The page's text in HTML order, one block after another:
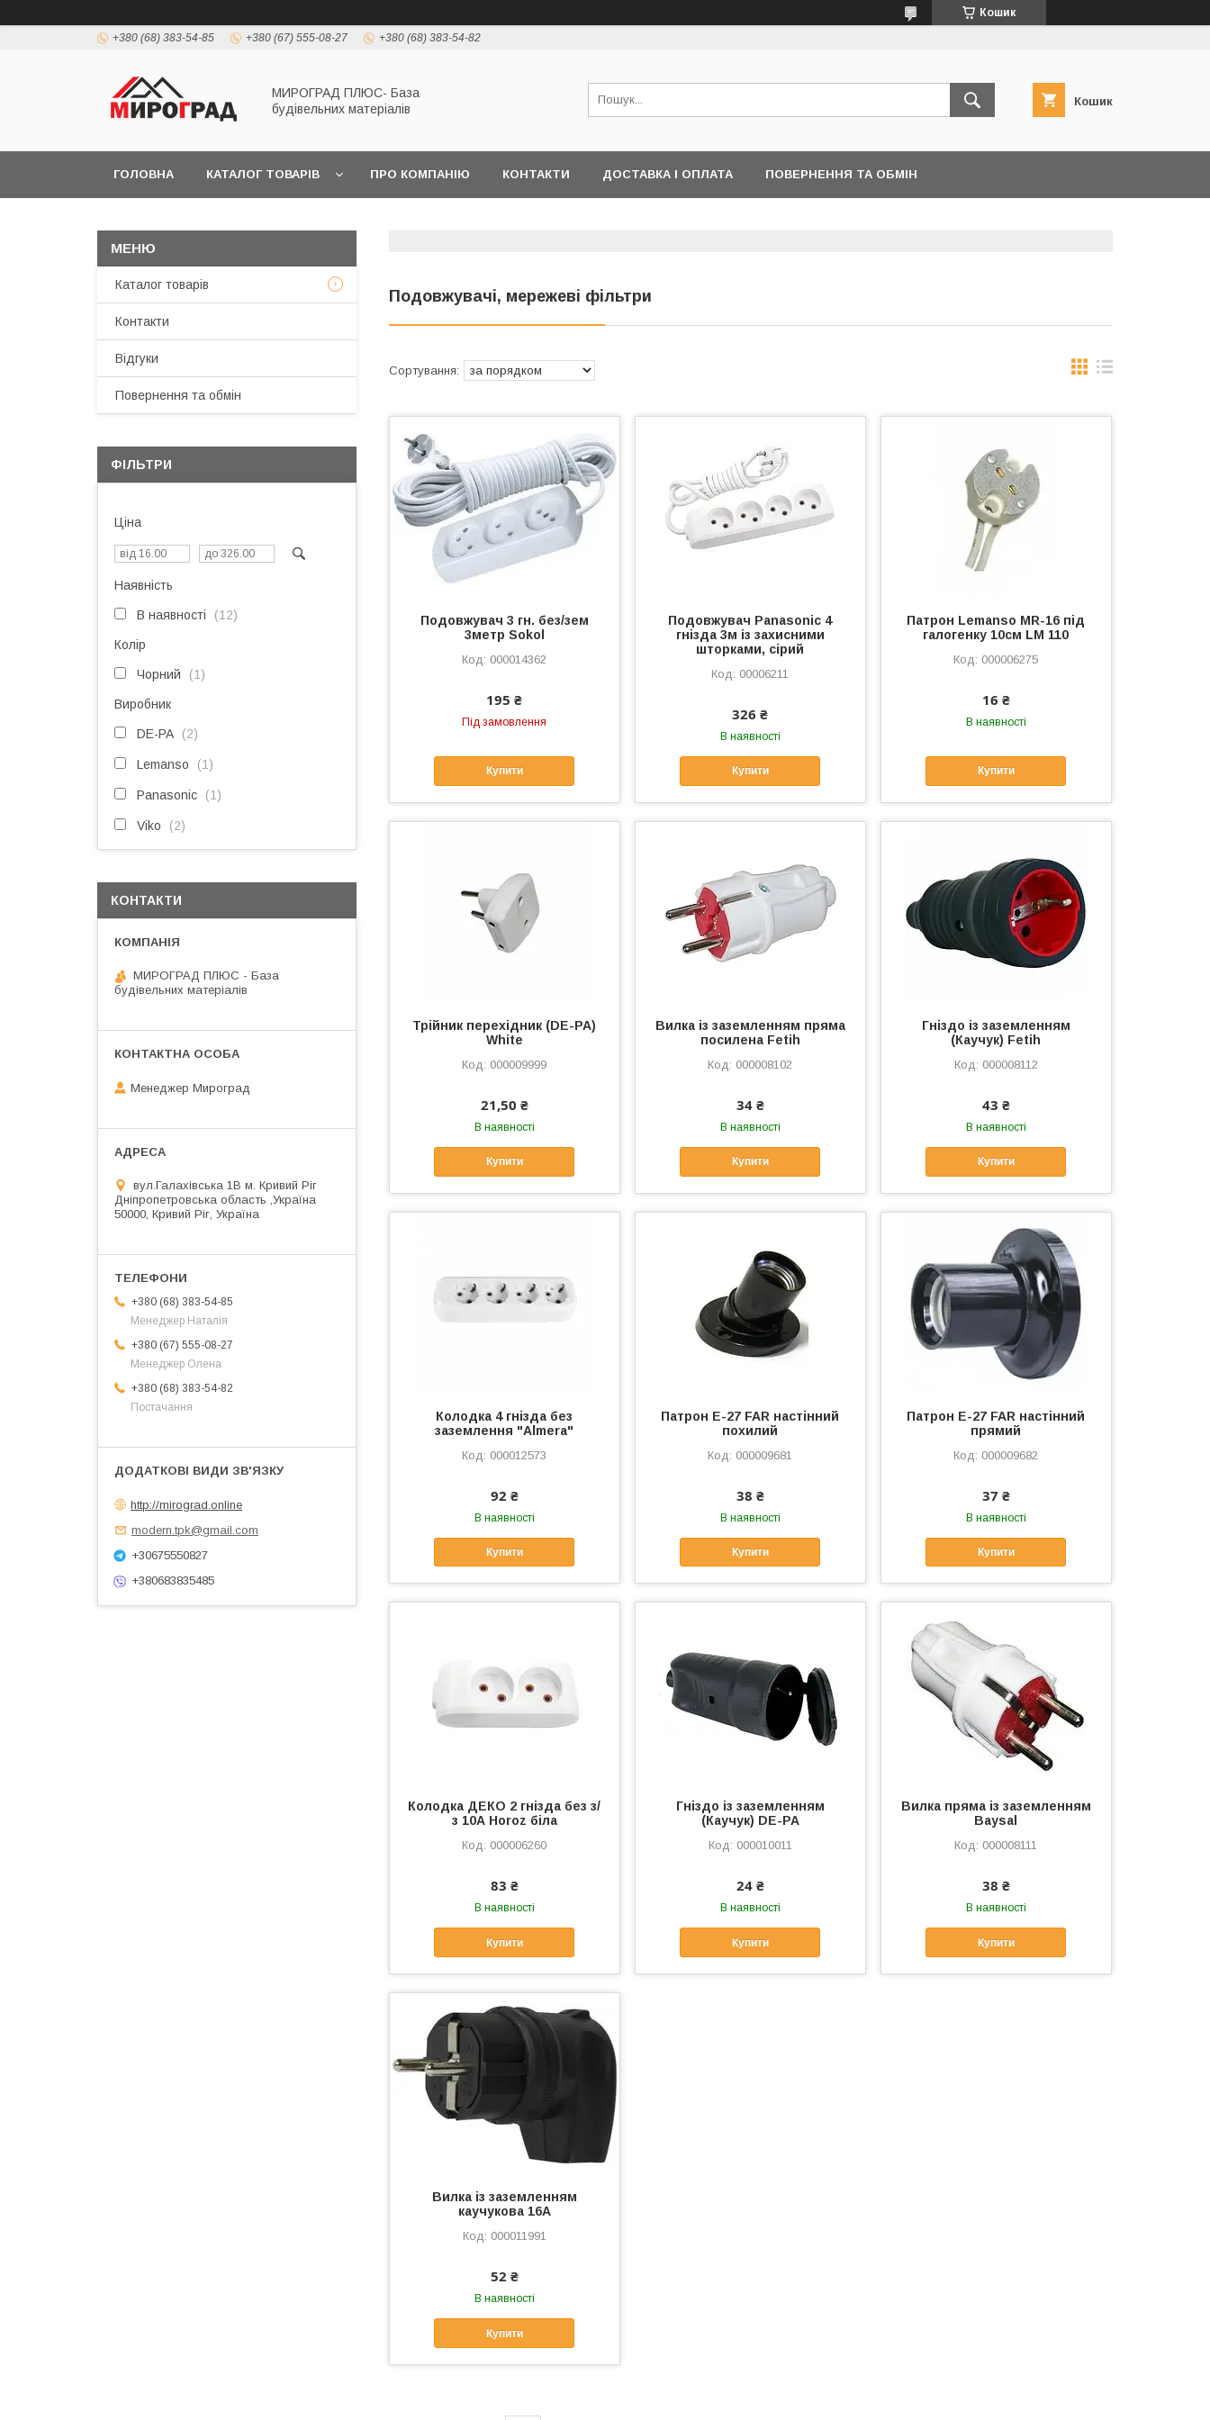
Кошик
+380 (68) 383-54-85 +380 (67) 555-08-27 +380 (68) 383-54-82
МИРОГРАД ПЛЮС- База
будівельних матеріалів
Кошик
ГОЛОВНА КАТАЛОГ ТОВАРІВ ПРО КОМПАНІЮ КОНТАКТИ ДОСТАВКА І ОПЛАТА ПОВЕРНЕННЯ ТА ОБМІН
Подовжувачі, мережеві фільтри
Подовжувач 3 гн. без/зем
3метр Sokol
000014362
195 ₴
Під замовлення
Купити
Подовжувач Panasonic 4
гнізда 3м із захисними
шторками, сірий
00006211
326 ₴
В наявності
Купити
Патрон Lemanso MR-16 під
галогенку 10см LM 110
000006275
16 ₴
В наявності
Купити
Трійник перехідник (DE-PA)
White
000009999
21,50 ₴
В наявності
Купити
Вилка із заземленням пряма
посилена Fetih
000008102
34 ₴
В наявності
Купити
Гніздо із заземленням
(Каучук) Fetih
000008112
43 ₴
В наявності
Купити
Колодка 4 гнізда без
заземлення "Almera"
000012573
92 ₴
В наявності
Купити
Патрон Е-27 FAR настінний
похилий
000009681
38 ₴
В наявності
Купити
Патрон Е-27 FAR настінний
прямий
000009682
37 ₴
В наявності
Купити
Колодка ДЕКО 2 гнізда без з/
з 10А Horoz біла
000006260
83 ₴
В наявності
Купити
Гніздо із заземленням
(Каучук) DE-PA
000010011
24 ₴
В наявності
Купити
Вилка пряма із заземленням
Baysal
000008111
38 ₴
В наявності
Купити
Вилка із заземленням
каучукова 16А
000011991
52 ₴
В наявності
Купити
Каталог товарів
Контакти
Відгуки
Повернення та обмін
ФІЛЬТРИ
Ціна
Наявність
В наявності 12
Колір
Чорний 1
Виробник
DE-PA 2
Lemanso 1
Panasonic 1
Viko 2
КОНТАКТИ
МИРОГРАД ПЛЮС - База
будівельних матеріалів
Менеджер Мироград
вул.Галахівська 1В м. Кривий Ріг
Дніпропетровська область ,Україна
50000, Кривий Ріг, Україна
+380 (68) 383-54-85
Менеджер Наталія
+380 (67) 555-08-27
Менеджер Олена
+380 (68) 383-54-82
Постачання
http://mirograd.online
modern.tpk@gmail.com
+30675550827
+380683835485